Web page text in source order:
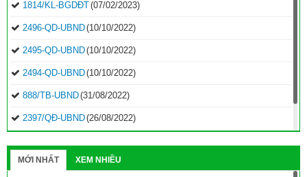
1814/KL-BGDĐT(07/02/2023)
2496-QD-UBND(10/10/2022)
2495-QD-UBND(10/10/2022)
2494-QD-UBND(10/10/2022)
888/TB-UBND(31/08/2022)
2397/QĐ-UBND(26/08/2022)
MỚI NHẤT XEM NHIỀU